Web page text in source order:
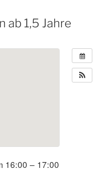
ab 1,5 Jahre
16:00 – 17:00